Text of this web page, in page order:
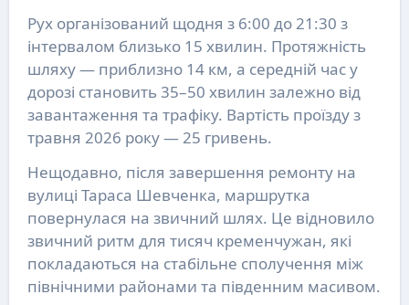
Рух організований щодня з 6:00 до 21:30 з
інтервалом близько 15 хвилин. Протяжність
шляху — приблизно 14 км, а середній час у
дорозі становить 35–50 хвилин залежно від
завантаження та трафіку. Вартість проїзду з
травня 2026 року — 25 гривень.
Нещодавно, після завершення ремонту на
вулиці Тараса Шевченка, маршрутка
повернулася на звичний шлях. Це відновило
звичний ритм для тисяч кременчужан, які
покладаються на стабільне сполучення між
північними районами та південним масивом.